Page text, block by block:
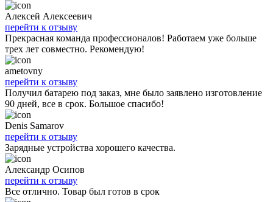
Алексей Алексеевич
перейти к отзыву
Прекрасная команда профессионалов! Работаем уже больше
трех лет совместно. Рекомендую!
ametovny
перейти к отзыву
Получил батарею под заказ, мне было заявлено изготовление
90 дней, все в срок. Большое спасибо!
Denis Samarov
перейти к отзыву
Зарядные устройства хорошего качества.
Александр Осипов
перейти к отзыву
Все отлично. Товар был готов в срок